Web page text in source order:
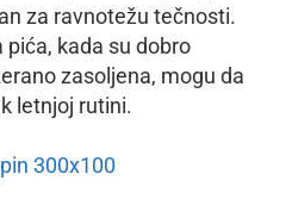
za ravnotežu tečnosti.
kada su dobro
zasoljena, mogu da
letnjoj rutini.